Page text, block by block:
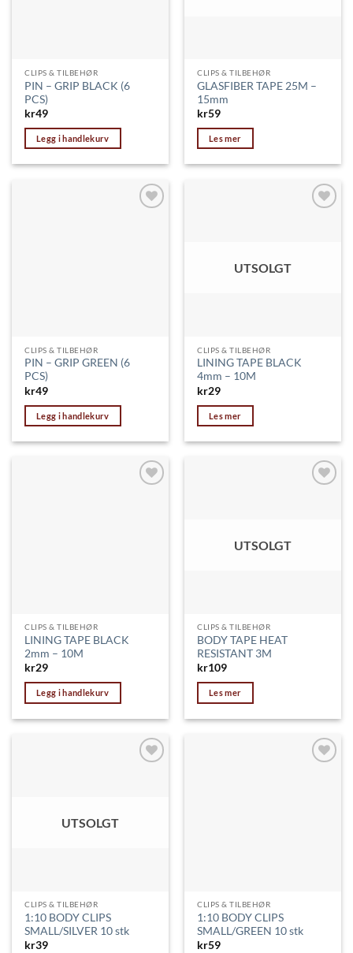
CLIPS & TILBEHØR
PIN – GRIP BLACK (6
PCS)
kr49
Legg i handlekurv
CLIPS & TILBEHØR
GLASFIBER TAPE 25M –
15mm
kr59
Les mer
CLIPS & TILBEHØR
PIN – GRIP GREEN (6
PCS)
kr49
Legg i handlekurv
UTSOLGT
CLIPS & TILBEHØR
LINING TAPE BLACK
4mm – 10M
kr29
Les mer
CLIPS & TILBEHØR
LINING TAPE BLACK
2mm – 10M
kr29
Legg i handlekurv
UTSOLGT
CLIPS & TILBEHØR
BODY TAPE HEAT
RESISTANT 3M
kr109
Les mer
UTSOLGT
CLIPS & TILBEHØR
1:10 BODY CLIPS
SMALL/SILVER 10 stk
kr39
CLIPS & TILBEHØR
1:10 BODY CLIPS
SMALL/GREEN 10 stk
kr59